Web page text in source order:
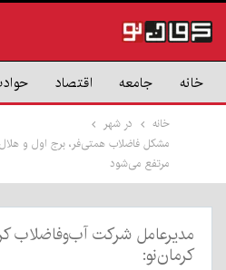
خانه جامعه اقتصاد
خانه
در شهر
مرتفع می‌شود
مدیرعامل شرکت آب‌وفاضلاب
کرمان‌نو: